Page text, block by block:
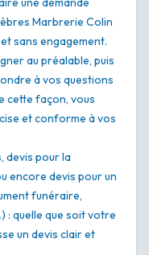
Marbrerie Colin
sans engagement.
au préalable, puis
à vos questions
cette façon, vous
et conforme à vos
devis pour la
encore devis pour un
funéraire,
: quelle que soit votre
un devis clair et